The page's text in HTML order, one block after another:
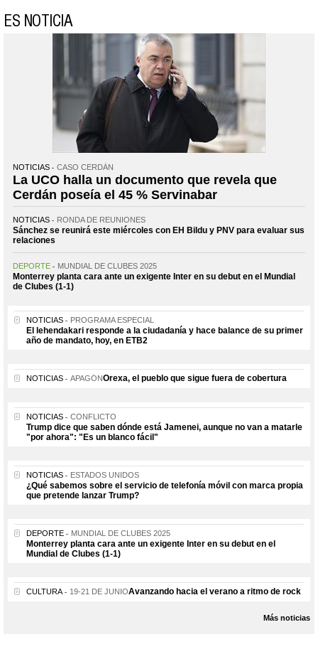
ES NOTICIA
NOTICIAS CASO CERDÁN
La UCO halla un documento que revela que
Cerdán poseía el 45 % Servinabar
NOTICIAS RONDA DE REUNIONES
Sánchez se reunirá este miércoles con EH Bildu y PNV para evaluar sus
relaciones
DEPORTE MUNDIAL DE CLUBES 2025
Monterrey planta cara ante un exigente Inter en su debut en el Mundial
de Clubes (1-1)
NOTICIAS PROGRAMA ESPECIAL
El lehendakari responde a la ciudadanía y hace balance de su primer
año de mandato, hoy, en ETB2
NOTICIAS APAGÓNOrexa, el pueblo que sigue fuera de cobertura
NOTICIAS CONFLICTO
Trump dice que saben dónde está Jamenei, aunque no van a matarle
"por ahora": "Es un blanco fácil"
NOTICIAS ESTADOS UNIDOS
¿Qué sabemos sobre el servicio de telefonía móvil con marca propia
que pretende lanzar Trump?
DEPORTE MUNDIAL DE CLUBES 2025
Monterrey planta cara ante un exigente Inter en su debut en el
Mundial de Clubes (1-1)
CULTURA 19-21 DE JUNIOAvanzando hacia el verano a ritmo de rock
Más noticias